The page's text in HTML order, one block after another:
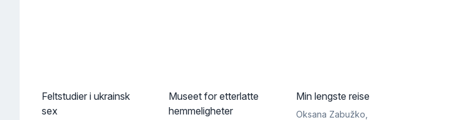
Feltstudier i ukrainsk
sex
Museet for etterlatte
hemmeligheter
Min lengste reise
Oksana Zabužko